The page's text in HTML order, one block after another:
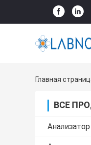
Главная
ВСЕ